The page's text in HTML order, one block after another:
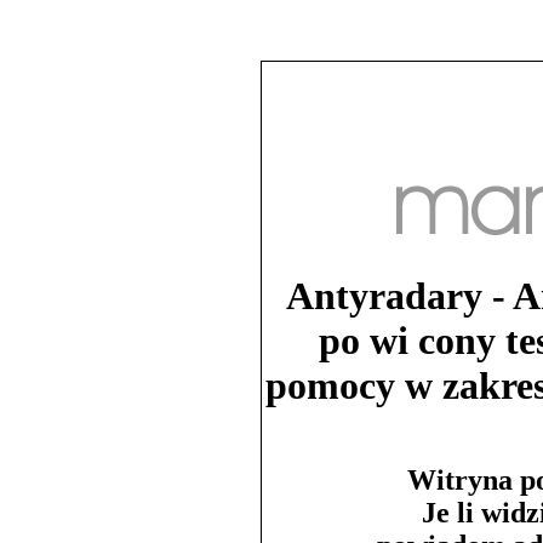
Antyradary -
po wi cony
pomocy w
Witryna
Je li